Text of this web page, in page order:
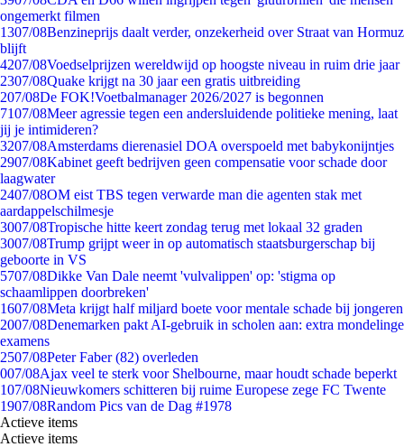
ongemerkt filmen
1307/08Benzineprijs daalt verder, onzekerheid over Straat van Hormuz
blijft
4207/08Voedselprijzen wereldwijd op hoogste niveau in ruim drie jaar
2307/08Quake krijgt na 30 jaar een gratis uitbreiding
207/08De FOK!Voetbalmanager 2026/2027 is begonnen
7107/08Meer agressie tegen een andersluidende politieke mening, laat
jij je intimideren?
3207/08Amsterdams dierenasiel DOA overspoeld met babykonijntjes
2907/08Kabinet geeft bedrijven geen compensatie voor schade door
laagwater
2407/08OM eist TBS tegen verwarde man die agenten stak met
aardappelschilmesje
3007/08Tropische hitte keert zondag terug met lokaal 32 graden
3007/08Trump grijpt weer in op automatisch staatsburgerschap bij
geboorte in VS
5707/08Dikke Van Dale neemt 'vulvalippen' op: 'stigma op
schaamlippen doorbreken'
1607/08Meta krijgt half miljard boete voor mentale schade bij jongeren
2007/08Denemarken pakt AI-gebruik in scholen aan: extra mondelinge
examens
2507/08Peter Faber (82) overleden
007/08Ajax veel te sterk voor Shelbourne, maar houdt schade beperkt
107/08Nieuwkomers schitteren bij ruime Europese zege FC Twente
1907/08Random Pics van de Dag #1978
Actieve items
Actieve items